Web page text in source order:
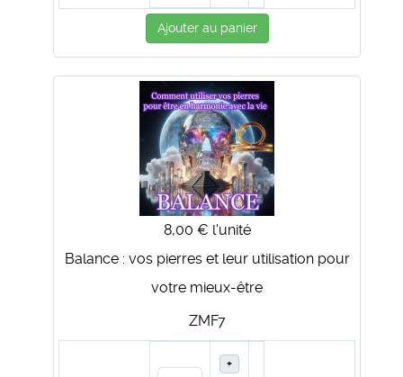
Ajouter au panier
8,00 € l'unité
Balance : vos pierres et leur utilisation pour
votre mieux-être
ZMF7
+